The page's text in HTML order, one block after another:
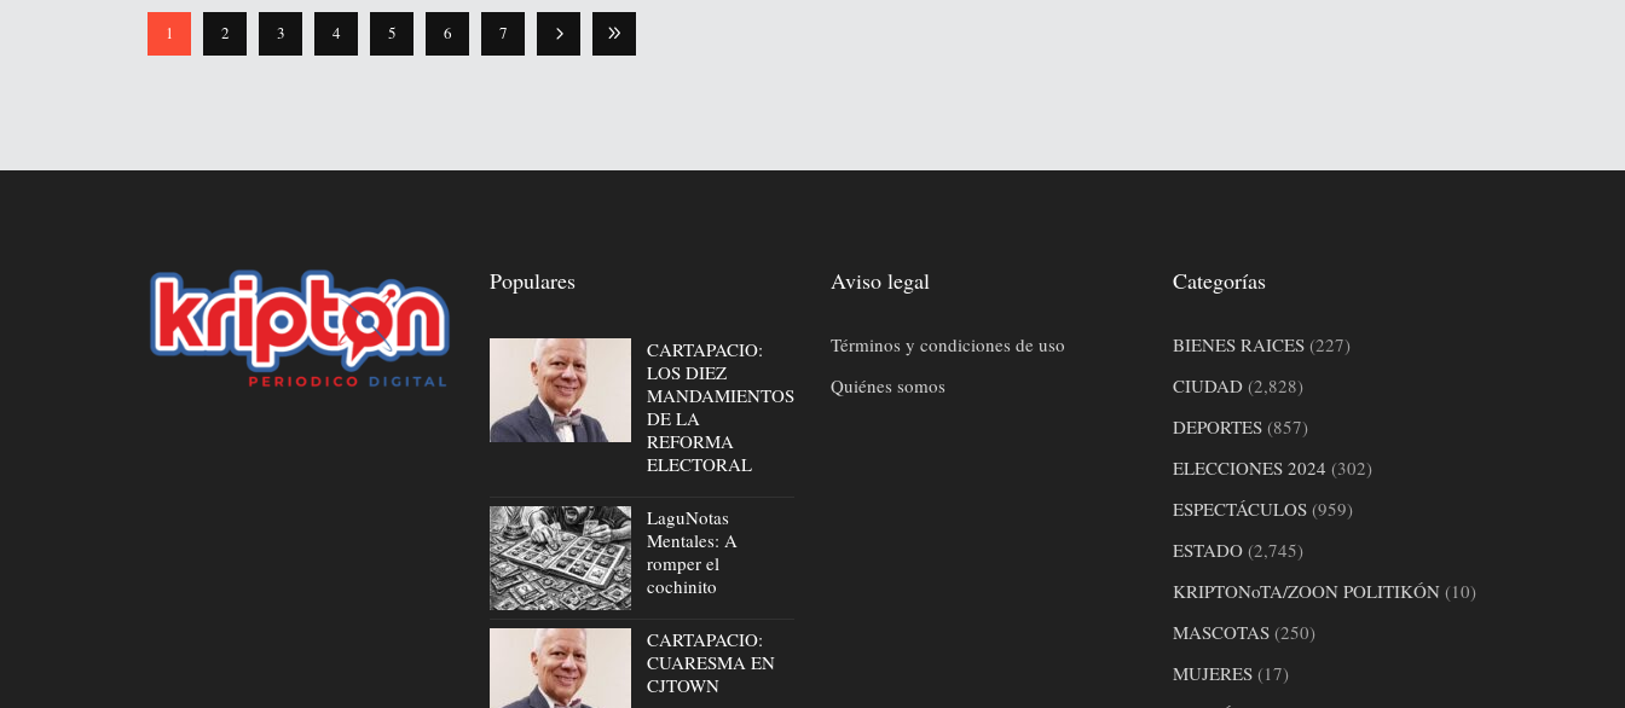
1 2 3 4 5 6 7
Populares
CARTAPACIO:
LOS DIEZ
MANDAMIENTOS
DE LA
REFORMA
ELECTORAL
LaguNotas
Mentales: A
romper el
cochinito
CARTAPACIO:
CUARESMA EN
CJTOWN
Aviso legal
Términos y condiciones de uso
Quiénes somos
Categorías
BIENES RAICES(227)
CIUDAD(2,828)
DEPORTES(857)
ELECCIONES 2024 (302)
ESPECTÁCULOS(959)
ESTADO(2,745)
KRIPTONoTA/ZOON POLITIKÓN(10)
MASCOTAS(250)
MUJERES(17)